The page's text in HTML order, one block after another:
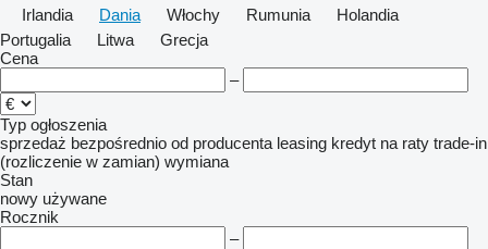
Irlandia
Dania Włochy Rumunia
Holandia
Portugalia
Litwa
Grecja
Cena
–
Typ ogłoszenia
sprzedaż bezpośrednio od producenta leasing kredyt na raty trade-in
(rozliczenie w zamian) wymiana
Stan
nowy używane
Rocznik
–